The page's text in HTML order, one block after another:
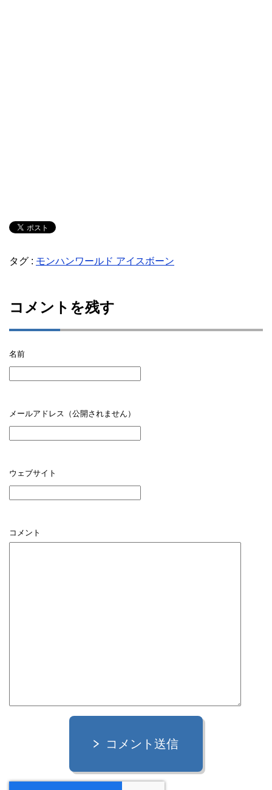
タグ : モンハンワールド アイスボーン
コメントを残す
名前
メールアドレス（公開されません）
ウェブサイト
コメント
コメント送信